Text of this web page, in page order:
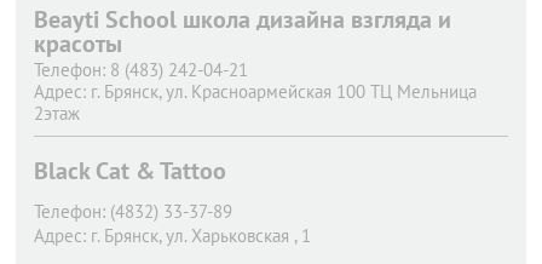
Beayti School школа дизайна взгляда и
красоты
Телефон: 8 (483) 242-04-21
Адрес: г. Брянск, ул. Красноармейская 100 ТЦ Мельница
2этаж
Black Cat & Tattoo
Телефон: (4832) 33-37-89
Адрес: г. Брянск, ул. Харьковская , 1